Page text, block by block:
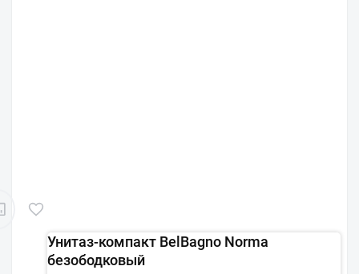
Унитаз-компакт BelBagno Norma
безободковый